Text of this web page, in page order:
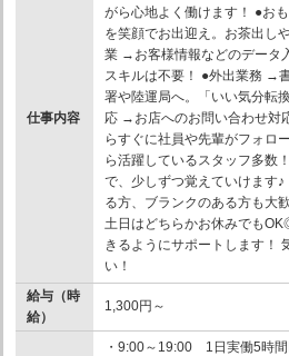
仕事内容
がら心地よく働けます！ ●お
を笑顔でお出迎え。お茶出し
業 →お客様情報などのデータ
スキルは不要！ ●外出業務 →
署や陸運局へ。「いい気分転
応 →お店へのお問い合わせ対
らすぐに社員や先輩がフォロ
ら活躍しているスタッフ多数
で、少しずつ覚えていけます
る方、ブランクのある方も大
土日はどちらかお休みでも
きるようにサポートします！
い！
給与（時
給）
1,300円～
・9:00～19:00 1日実働5時